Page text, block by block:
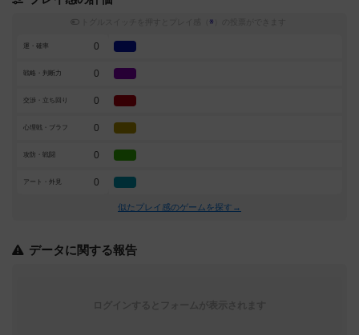
※
運・確率 0
戦略・判断力 0
交渉・立ち回り 0
心理戦・ブラフ 0
攻防・戦闘 0
アート・外見 0
似たプレイ感のゲームを探す→
データに関する報告